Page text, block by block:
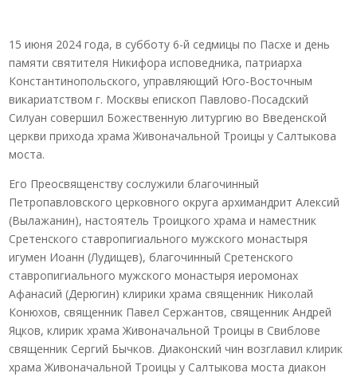
15 июня 2024 года, в субботу 6-й седмицы по Пасхе и день
памяти святителя Никифора исповедника, патриарха
Константинопольского, управляющий Юго-Восточным
викариатством г. Москвы епископ Павлово-Посадский
Силуан совершил Божественную литургию во Введенской
церкви прихода храма Живоначальной Троицы у Салтыкова
моста.
Его Преосвященству сослужили благочинный
Петропавловского церковного округа архимандрит Алексий
(Вылажанин), настоятель Троицкого храма и наместник
Сретенского ставропигиального мужского монастыря
игумен Иоанн (Лудищев), благочинный Сретенского
ставропигиального мужского монастыря иеромонах
Афанасий (Дерюгин) клирики храма священник Николай
Конюхов, священник Павел Сержантов, священник Андрей
Яцков, клирик храма Живоначальной Троицы в Свиблове
священник Сергий Бычков. Диаконский чин возглавил клирик
храма Живоначальной Троицы у Салтыкова моста диакон